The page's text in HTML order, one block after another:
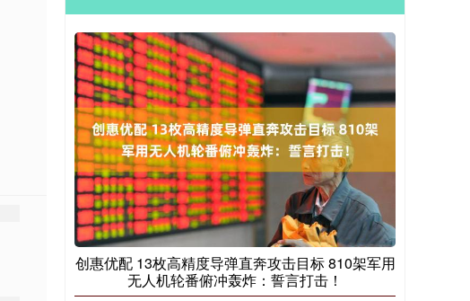
创惠优配 13枚高精度导弹直奔攻击目标 810架军用
无人机轮番俯冲轰炸：誓言打击！